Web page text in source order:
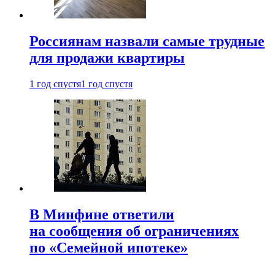
Россиянам назвали самые трудные
для продажи квартиры
1 год спустя1 год спустя
В Минфине ответили
на сообщения об ограничениях
по «Семейной ипотеке»